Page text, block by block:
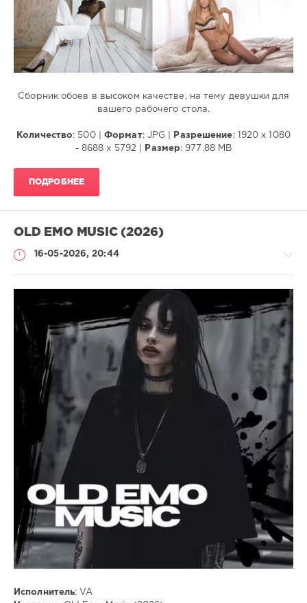
Сборник обоев в высоком качестве, на тему девушки для
вашего рабочего стола.
Количество: 500 | Формат: JPG | Разрешение: 1920 x 1080
- 8688 x 5792 |
Размер: 977.88 MB
ПОДРОБНЕЕ
OLD EMO MUSIC (2026)
16-05-2026, 20:44
Музыка
ivashka
MP3
Pop
Исполнитель: VA